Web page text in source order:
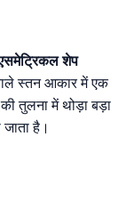
शेप
स्तन आकार में एक
तुलना में थोड़ा बड़ा
है।